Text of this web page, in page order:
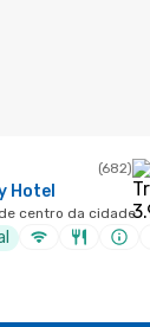
(682)
Hotel
centro da cidade